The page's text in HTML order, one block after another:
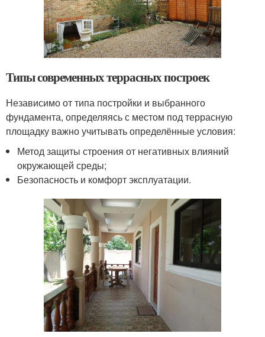
Типы современных террасных построек
Независимо от типа постройки и выбранного
фундамента, определяясь с местом под террасную
площадку важно учитывать определённые условия:
Метод защиты строения от негативных влияний
окружающей среды;
Безопасность и комфорт эксплуатации.